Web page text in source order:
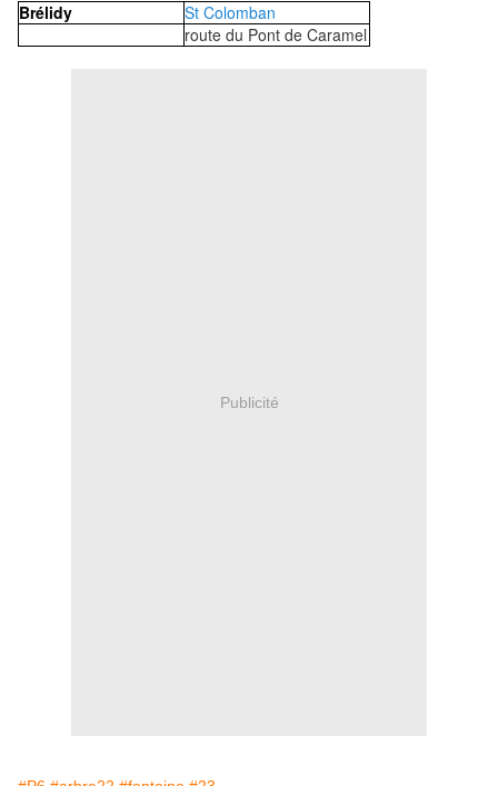
Brélidy
St Colomban
route du Pont de Caramel
Publicité